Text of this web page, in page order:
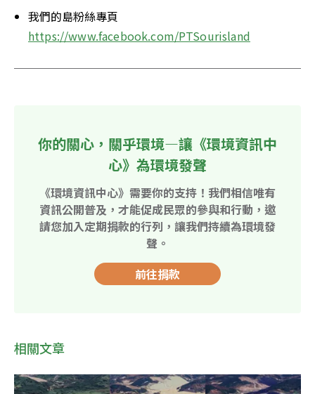
我們的島粉絲專頁
https://www.facebook.com/PTSourisland
你的關心，關乎環境—讓《環境資訊中
心》為環境發聲
《環境資訊中心》需要你的支持！我們相信唯有
資訊公開普及，才能促成民眾的參與和行動，邀
請您加入定期捐款的行列，讓我們持續為環境發
聲。
前往捐款
相關文章